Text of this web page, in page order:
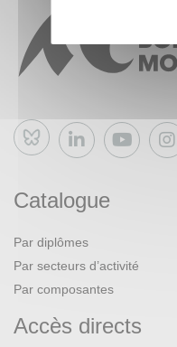
Bluesky
Catalogue
Par diplômes
Par secteurs d’activité
Par composantes
Accès directs